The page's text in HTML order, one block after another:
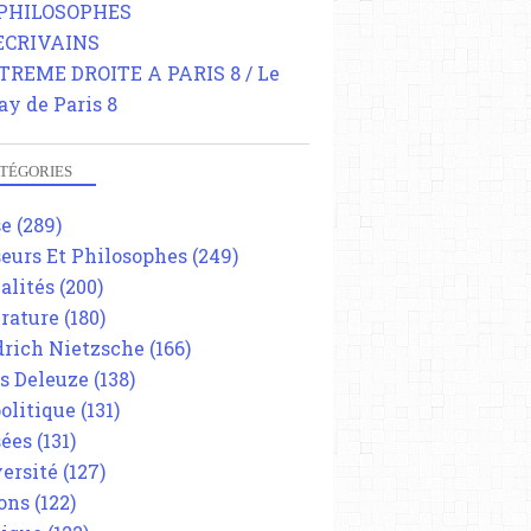
DROITE A PARIS 8 / Le
de Paris 8
(289)
Et Philosophes (249)
(200)
(180)
Nietzsche (166)
Deleuze (138)
(131)
(131)
(127)
(122)